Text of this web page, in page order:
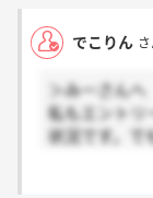
でこりん
＞みーさんへ
私もエントリ
状況です。で
ら教えてく